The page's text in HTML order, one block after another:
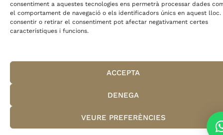
consentiment a aquestes tecnologies ens permetrà processar dades
el comportament de navegació o els identificadors únics en aquest lloc.
consentir o retirar el consentiment pot afectar negativament certes
característiques i funcions.
ACCEPTA
DENEGA
VEURE PREFERÈNCIES